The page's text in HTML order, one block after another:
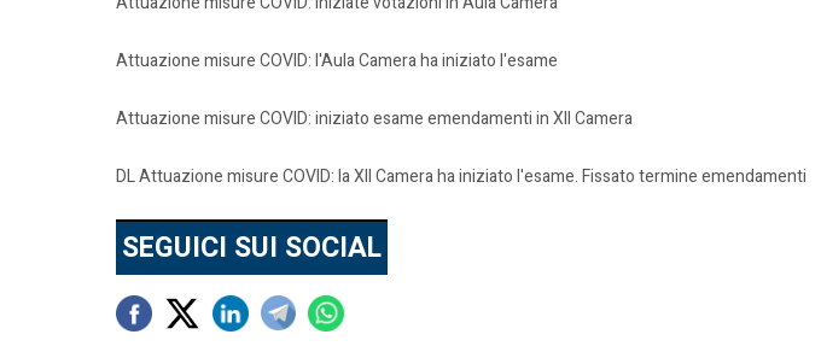
Attuazione misure COVID: l'Aula Camera ha iniziato l'esame
Attuazione misure COVID: iniziato esame emendamenti in XII Camera
DL Attuazione misure COVID: la XII Camera ha iniziato l'esame. Fissato termine emendamenti
SEGUICI SUI SOCIAL